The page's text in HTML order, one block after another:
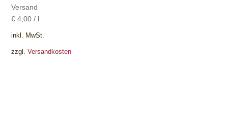
Versand
€ 4,00 / l
inkl. MwSt.
zzgl.Versandkosten